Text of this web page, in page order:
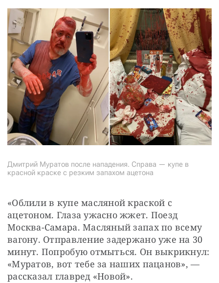
Дмитрий Муратов после нападения. Справа — купе в
красной краске с резким запахом ацетона
«Облили в купе масляной краской с
ацетоном. Глаза ужасно жжет. Поезд
Москва-Самара. Масляный запах по всему
вагону. Отправление задержано уже на 30
минут. Попробую отмыться. Он выкрикнул:
«Муратов, вот тебе за наших пацанов», —
рассказал главред «Новой».